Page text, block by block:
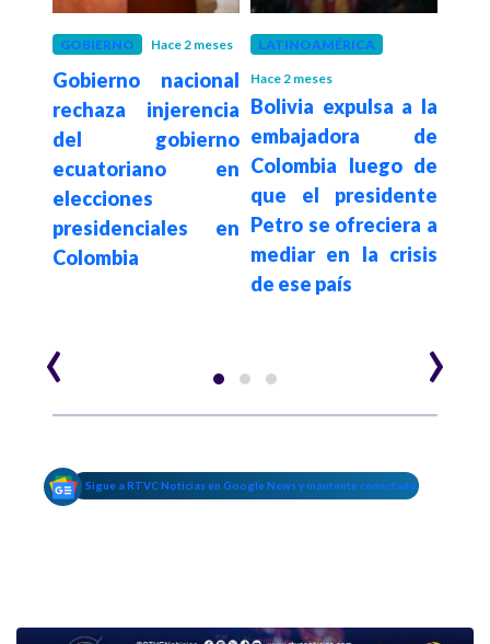
GOBIERNO Hace 2 meses
Gobierno nacional
rechaza injerencia
del gobierno
ecuatoriano en
elecciones
presidenciales en
Colombia
LATINOAMÉRICA
Hace 2 meses
Bolivia expulsa a la
embajadora de
Colombia luego de
que el presidente
Petro se ofreciera a
mediar en la crisis
de ese país
‹ ›
Sigue a RTVC Noticias en Google News y mantente conectado